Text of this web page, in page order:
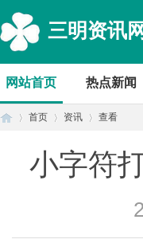
三明资讯网
网站首页 热点新闻
首页 资讯 查看
小字符